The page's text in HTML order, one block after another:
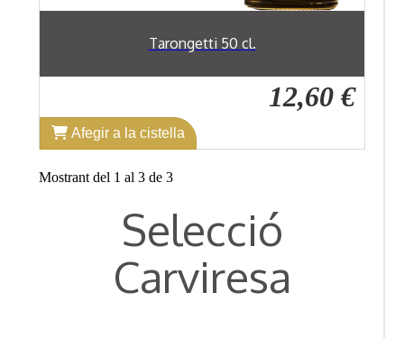
Tarongetti 50 cl.
12,60 €
Afegir a la cistella
Mostrant del 1 al 3 de 3
Selecció
Carviresa